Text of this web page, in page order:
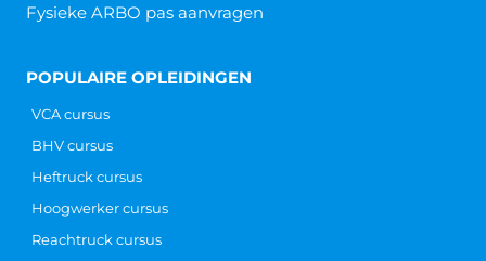
Fysieke ARBO pas aanvragen
POPULAIRE OPLEIDINGEN
VCA cursus
BHV cursus
Heftruck cursus
Hoogwerker cursus
Reachtruck cursus